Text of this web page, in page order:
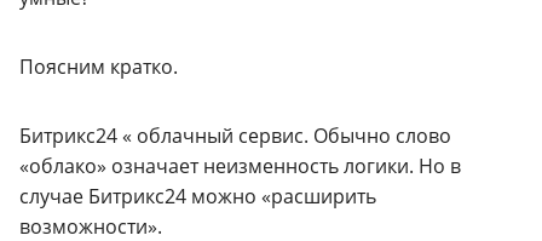
Поясним кратко.
Битрикс24 « облачный сервис. Обычно слово
«облако» означает неизменность логики. Но в
случае Битрикс24 можно «расширить
возможности».